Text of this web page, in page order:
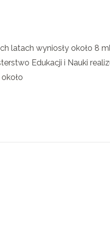
latach wyniosły około 8
Edukacji i Nauki